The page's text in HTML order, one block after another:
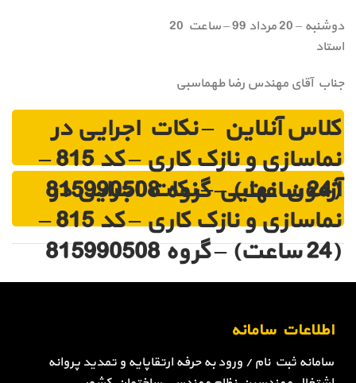
دوشنبه – 20 مرداد 99 – ساعت 20
استاد
جناب آقای مهندس رضا طهماسبی
کلاس آنلاین – نکات اجرایی در
نماسازی و نازک کاری – کد 815 –
(24 ساعت) – گروه 815990508
آزمون نهایی – نکات اجرایی در
نماسازی و نازک کاری – کد 815 –
(24 ساعت) – گروه 815990508
اطلاعات سامانه
سامانه ثبت نام / ورود به حرفه ارتقاپایه و تمدید پروانه